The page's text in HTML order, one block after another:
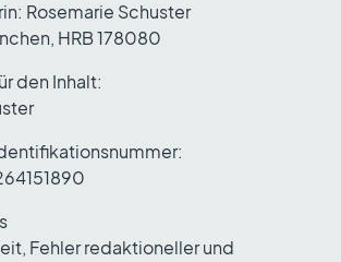
Rosemarie Schuster
HRB 178080
den Inhalt:
Fehler redaktioneller und